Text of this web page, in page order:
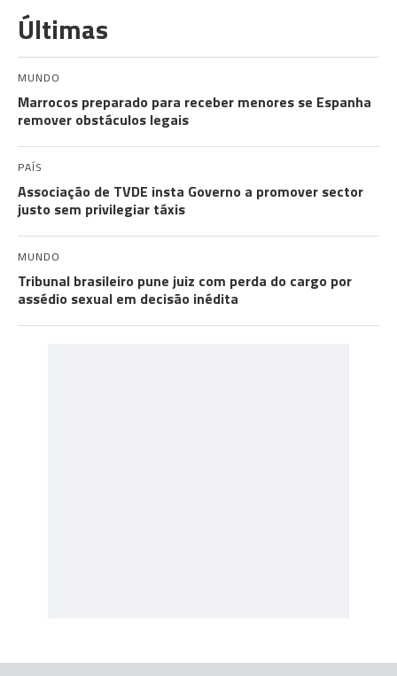
Últimas
MUNDO
Marrocos preparado para receber menores se Espanha
remover obstáculos legais
PAÍS
Associação de TVDE insta Governo a promover sector
justo sem privilegiar táxis
MUNDO
Tribunal brasileiro pune juiz com perda do cargo por
assédio sexual em decisão inédita